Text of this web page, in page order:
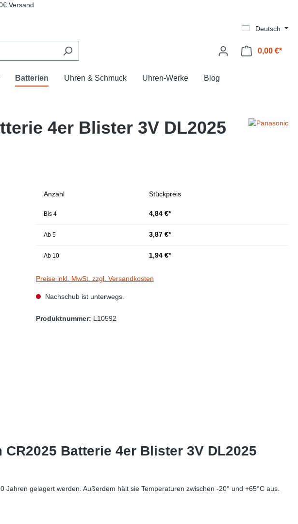
Versand
Deutsch
0,00 €*
Batterien Uhren & Schmuck Uhren-Werke Blog
4er Blister 3V DL2025
Anzahl Stückpreis
Bis 4 4,84 €*
Ab 5 3,87 €*
Ab 10 1,94 €*
Preise inkl. MwSt. zzgl. Versandkosten
Nachschub ist unterwegs.
Produktnummer: L10592
Batterie 4er Blister 3V DL2025
gelagert werden. Außerdem hält sie Temperaturen zwischen -20° und +65°C aus.